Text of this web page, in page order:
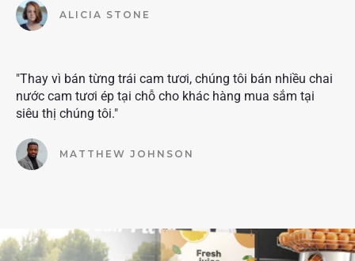
ALICIA STONE
"Thay vì bán từng trái cam tươi, chúng tôi bán nhiều chai
nước cam tươi ép tại chỗ cho khác hàng mua sắm tại
siêu thị chúng tôi."
MATTHEW JOHNSON